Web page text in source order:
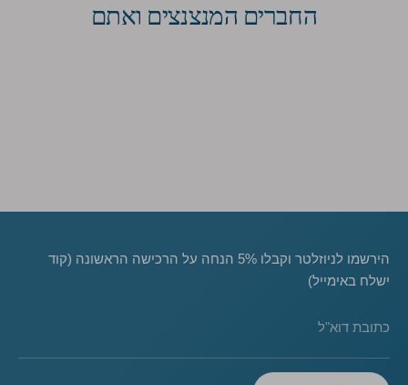
החברים המנצנצים ואתם
הירשמו לניוזלטר וקבלו 5% הנחה על הרכישה הראשונה (קוד
ישלח באימייל)
כתובת דוא"ל